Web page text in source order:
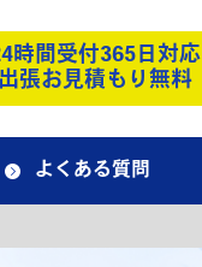
時間受付365日対応
出張お見積もり無料
よくある質問